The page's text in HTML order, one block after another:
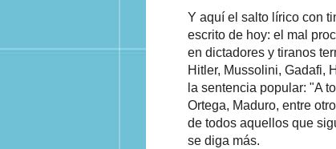
Y aquí el salto lírico con
escrito de hoy: el mal
en dictadores y tiranos
Hitler, Mussolini, Gadafi,
la sentencia popular: "A
Ortega, Maduro, entre
de todos aquellos que
se diga más.